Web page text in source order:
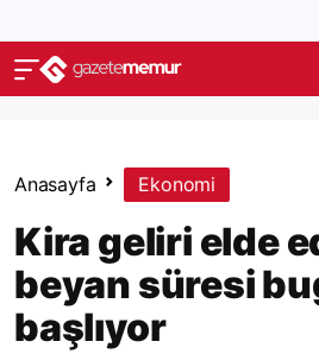
Anasayfa Ekonomi
Kira geliri elde
beyan süresi
başlıyor